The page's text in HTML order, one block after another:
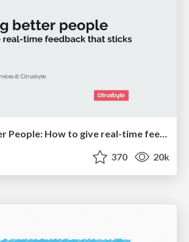
Building Better People: How to give real-time feedback that sticks.
370 20k